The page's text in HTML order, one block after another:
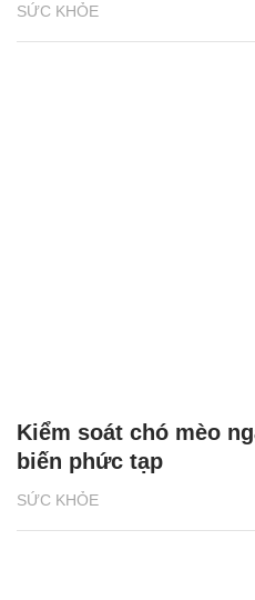
SỨC KHỎE
SỨC KHỎE
Kiểm soát chó mèo
biến phức tạp